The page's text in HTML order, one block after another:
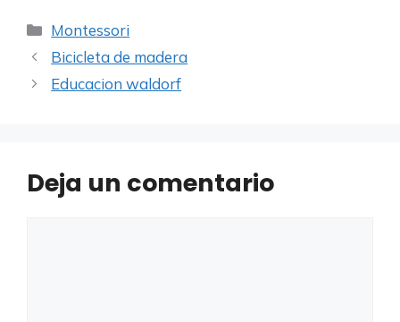
Categorías
Montessori
Bicicleta de madera
Educacion waldorf
Deja un comentario